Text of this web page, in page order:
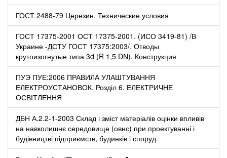
ГОСТ 2488-79 Церезин. Технические условия
ГОСТ 17375-2001 ОСТ 17375-2001. (ИСО 3419-81) /В
Украине -ДСТУ ГОСТ 17375:2003/. Отводы
крутоизогнутые типа 3d (R 1,5 DN). Конструкция
ПУЭ ПУЕ:2006 ПРАВИЛА УЛАШТУВАННЯ
ЕЛЕКТРОУСТАНОВОК. Розділ 6. ЕЛЕКТРИЧНЕ
ОСВІТЛЕННЯ
ДБН А.2.2-1-2003 Склад і зміст матеріалів оцінки впливів
на навколишнє середовище (овнс) при проектуванні і
будівництві підприємств, будинків і споруд